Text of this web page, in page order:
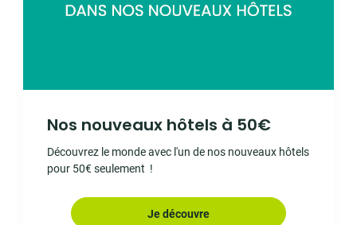
Nos nouveaux hôtels à 50€
Découvrez le monde avec l'un de nos nouveaux hôtels
pour 50€ seulement !
Je découvre